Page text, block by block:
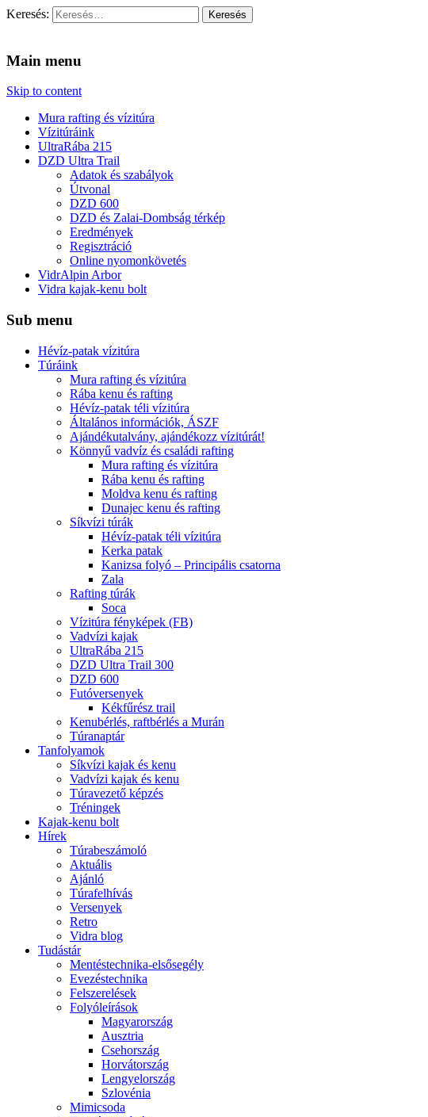
Keresés:
Main menu
Skip to content
Mura rafting és vízitúra
Vízitúráink
UltraRába 215
DZD Ultra Trail
Adatok és szabályok
Útvonal
DZD 600
DZD és Zalai-Dombság térkép
Eredmények
Regisztráció
Online nyomonkövetés
VidrAlpin Arbor
Vidra kajak-kenu bolt
Sub menu
Hévíz-patak vízitúra
Túráink
Mura rafting és vízitúra
Rába kenu és rafting
Hévíz-patak téli vízitúra
Általános információk, ÁSZF
Ajándékutalvány, ajándékozz vízitúrát!
Könnyű vadvíz és családi rafting
Mura rafting és vízitúra
Rába kenu és rafting
Moldva kenu és rafting
Dunajec kenu és rafting
Síkvízi túrák
Hévíz-patak téli vízitúra
Kerka patak
Kanizsa folyó – Principális csatorna
Zala
Rafting túrák
Soca
Vízitúra fényképek (FB)
Vadvízi kajak
UltraRába 215
DZD Ultra Trail 300
DZD 600
Futóversenyek
Kékfűrész trail
Kenubérlés, raftbérlés a Murán
Túranaptár
Tanfolyamok
Síkvízi kajak és kenu
Vadvízi kajak és kenu
Túravezető képzés
Tréningek
Kajak-kenu bolt
Hírek
Túrabeszámoló
Aktuális
Ajánló
Túrafelhívás
Versenyek
Retro
Vidra blog
Tudástár
Mentéstechnika-elsősegély
Evezéstechnika
Felszerelések
Folyóleírások
Magyarország
Ausztria
Csehország
Horvátország
Lengyelország
Szlovénia
Mimicsoda